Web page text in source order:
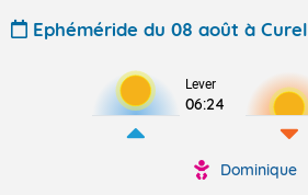
Ephéméride du 08 août à Curel
Lever
06:24
Dominique